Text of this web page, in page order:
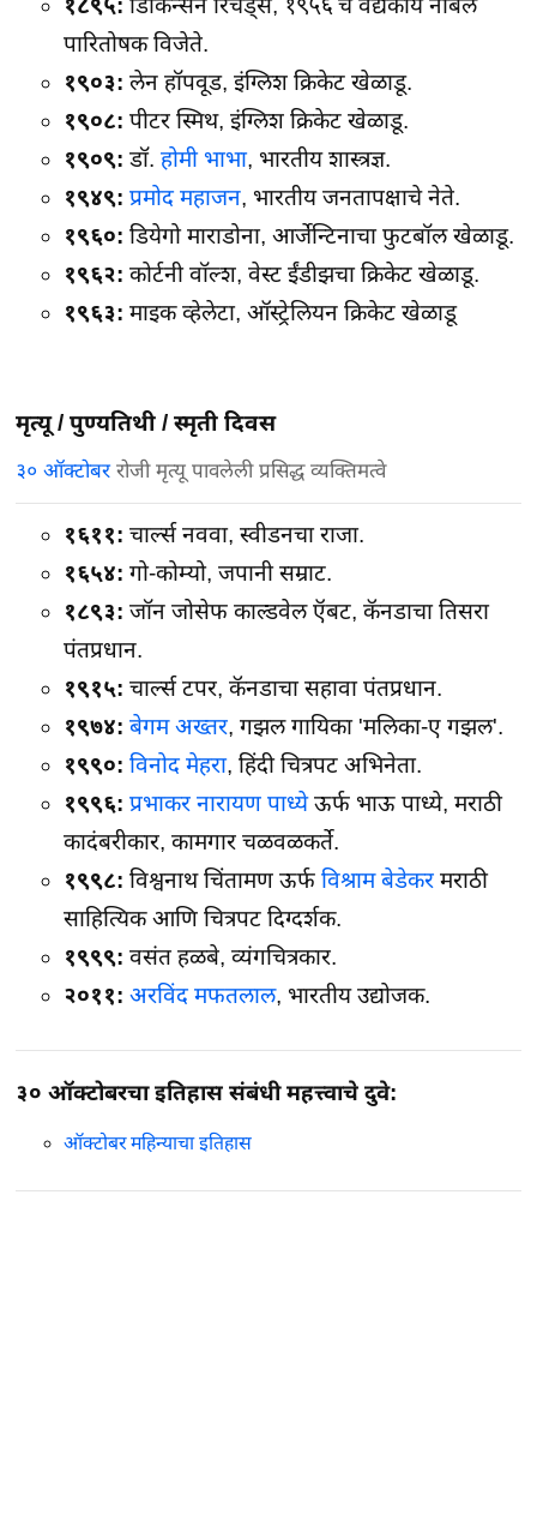
१८९५: डिकिन्सन रिचर्ड्‌स, १९५६ चे वैद्यकीय नोबल
पारितोषक विजेते.
१९०३: लेन हॉपवूड, इंग्लिश क्रिकेट खेळाडू.
१९०८: पीटर स्मिथ, इंग्लिश क्रिकेट खेळाडू.
१९०९: डॉ.होमी भाभा, भारतीय शास्त्रज्ञ.
१९४९: प्रमोद महाजन, भारतीय जनतापक्षाचे नेते.
१९६०: डियेगो माराडोना, आर्जेन्टिनाचा फुटबॉल खेळाडू.
१९६२: कोर्टनी वॉल्श, वेस्ट ईंडीझचा क्रिकेट खेळाडू.
१९६३: माइक व्हेलेटा, ऑस्ट्रेलियन क्रिकेट खेळाडू
मृत्यू / पुण्यतिथी / स्मृती दिवस
३० ऑक्टोबररोजी मृत्यू पावलेली प्रसिद्ध व्यक्तिमत्वे
१६११: चार्ल्स नववा, स्वीडनचा राजा.
१६५४: गो-कोम्यो, जपानी सम्राट.
१८९३: जॉन जोसेफ काल्डवेल ऍबट, कॅनडाचा तिसरा
पंतप्रधान.
१९१५: चार्ल्स टपर, कॅनडाचा सहावा पंतप्रधान.
१९७४: बेगम अख्तर, गझल गायिका 'मलिका-ए गझल'.
१९९०: विनोद मेहरा, हिंदी चित्रपट अभिनेता.
१९९६: प्रभाकर नारायण पाध्येऊर्फ भाऊ पाध्ये, मराठी
कादंबरीकार, कामगार चळवळकर्ते.
१९९८: विश्वनाथ चिंतामण ऊर्फविश्राम बेडेकर मराठी
साहित्यिक आणि चित्रपट दिग्दर्शक.
१९९९: वसंत हळबे, व्यंगचित्रकार.
२०११: अरविंद मफतलाल, भारतीय उद्योजक.
३० ऑक्टोबरचा इतिहास संबंधी महत्त्वाचे दुवे:
ऑक्टोबर महिन्याचा इतिहास